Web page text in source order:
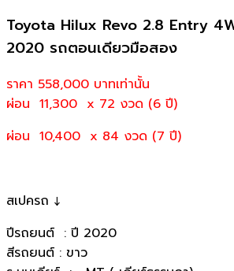
Toyota Hilux Revo 2.8 Entry
2020 รถตอนเดียวมือสอง
ราคา 558,000 บาทเท่านั้น
ผ่อน 11,300 x 72 งวด (6 ปี)
ผ่อน 10,400 x 84 งวด (7 ปี)
สเปครถ ↓
ปีรถยนต์ : ปี 2020
สีรถยนต์ : ขาว